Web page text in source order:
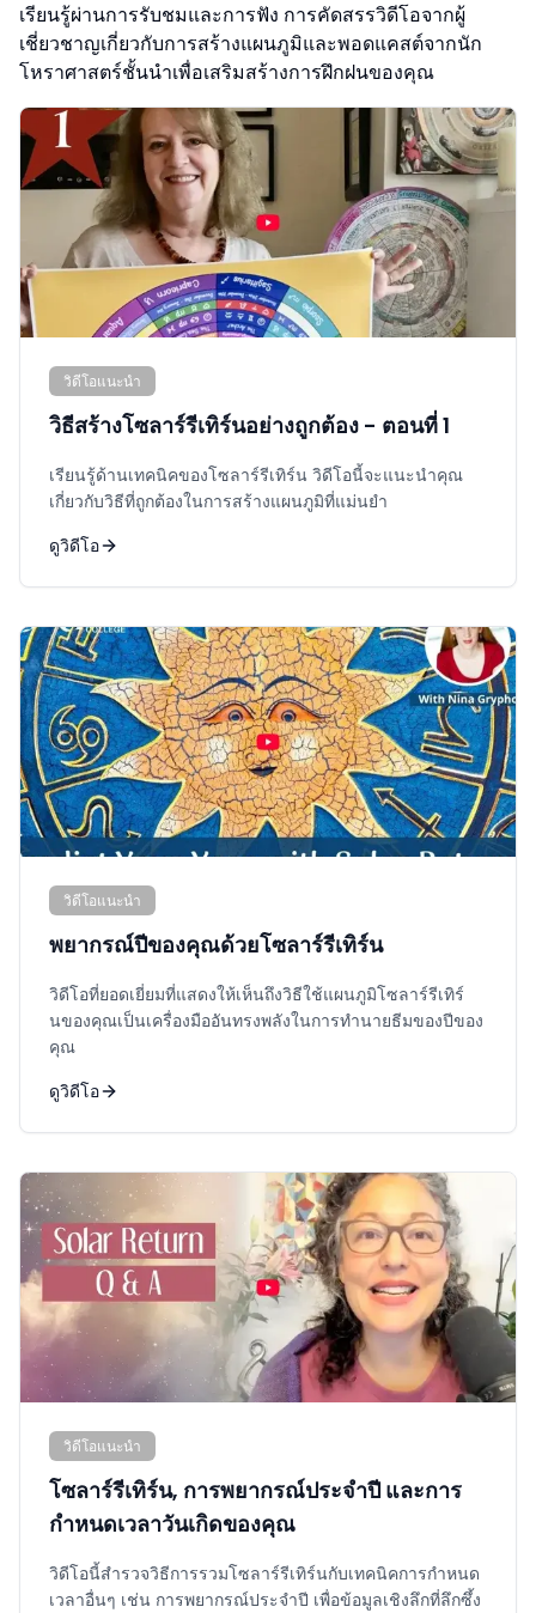
เรียนรู้ผ่านการรับชมและการฟัง การคัดสรรวิดีโอจากผู้
เชี่ยวชาญเกี่ยวกับการสร้างแผนภูมิและพอดแคสต์จากนัก
โหราศาสตร์ชั้นนำเพื่อเสริมสร้างการฝึกฝนของคุณ
วิดีโอแนะนำ
วิธีสร้างโซลาร์รีเทิร์นอย่างถูกต้อง - ตอนที่ 1
เรียนรู้ด้านเทคนิคของโซลาร์รีเทิร์น วิดีโอนี้จะแนะนำคุณ
เกี่ยวกับวิธีที่ถูกต้องในการสร้างแผนภูมิที่แม่นยำ
ดูวิดีโอ
วิดีโอแนะนำ
พยากรณ์ปีของคุณด้วยโซลาร์รีเทิร์น
วิดีโอที่ยอดเยี่ยมที่แสดงให้เห็นถึงวิธีใช้แผนภูมิโซลาร์รีเทิร์
นของคุณเป็นเครื่องมืออันทรงพลังในการทำนายธีมของปีของ
คุณ
ดูวิดีโอ
วิดีโอแนะนำ
โซลาร์รีเทิร์น, การพยากรณ์ประจำปี และการ
กำหนดเวลาวันเกิดของคุณ
วิดีโอนี้สำรวจวิธีการรวมโซลาร์รีเทิร์นกับเทคนิคการกำหนด
เวลาอื่นๆ เช่น การพยากรณ์ประจำปี เพื่อข้อมูลเชิงลึกที่ลึกซึ้ง